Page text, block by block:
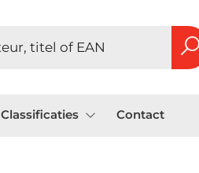
Classificaties Contact